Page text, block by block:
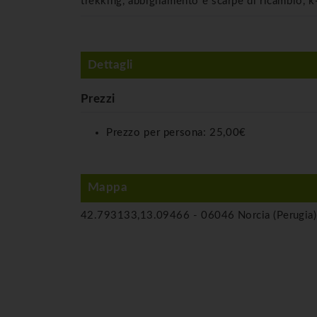
Dettagli
Prezzi
Prezzo per persona: 25,00€
Mappa
42.793133,13.09466 - 06046 Norcia (Perugia)